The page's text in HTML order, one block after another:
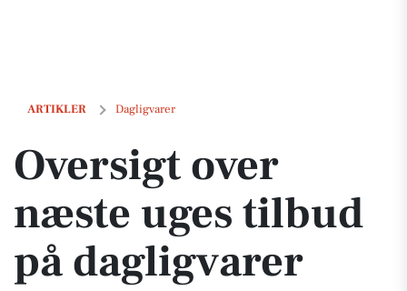
ARTIKLER Dagligvarer
Oversigt over næste uges tilbud på dagligvarer
Oversigt over
næste uges tilbud
på dagligvarer